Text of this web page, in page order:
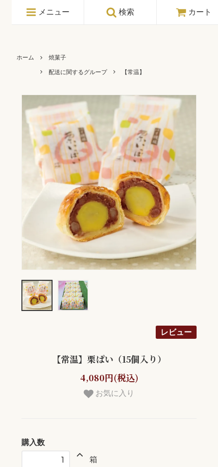
メニュー 検索 カート
ホーム 焼菓子
配送に関するグループ 【常温】
レビュー
【常温】栗ぱい（15個入り）
4,080円(税込)
お気に入り
購入数
箱